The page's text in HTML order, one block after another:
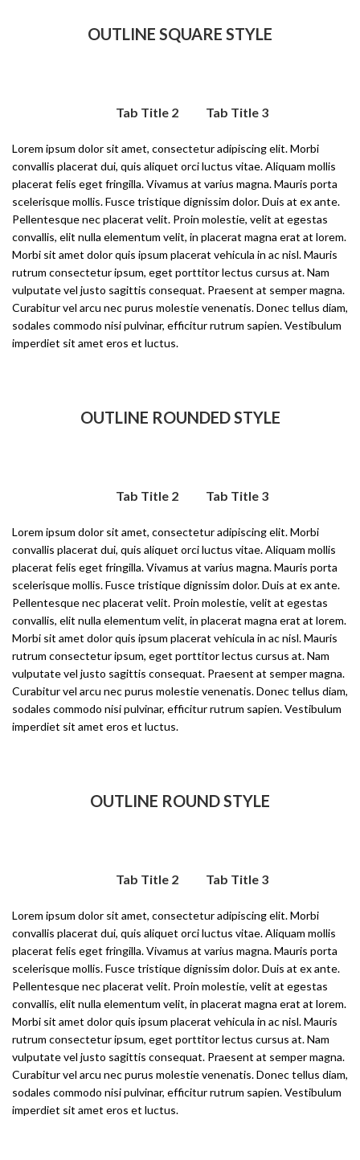
OUTLINE SQUARE STYLE
Tab Title 2 Tab Title 3
Lorem ipsum dolor sit amet, consectetur adipiscing elit. Morbi
convallis placerat dui, quis aliquet orci luctus vitae. Aliquam mollis
placerat felis eget fringilla. Vivamus at varius magna. Mauris porta
scelerisque mollis. Fusce tristique dignissim dolor. Duis at ex ante.
Pellentesque nec placerat velit. Proin molestie, velit at egestas
convallis, elit nulla elementum velit, in placerat magna erat at lorem.
Morbi sit amet dolor quis ipsum placerat vehicula in ac nisl. Mauris
rutrum consectetur ipsum, eget porttitor lectus cursus at. Nam
vulputate vel justo sagittis consequat. Praesent at semper magna.
Curabitur vel arcu nec purus molestie venenatis. Donec tellus diam,
sodales commodo nisi pulvinar, efficitur rutrum sapien. Vestibulum
imperdiet sit amet eros et luctus.
OUTLINE ROUNDED STYLE
Tab Title 2 Tab Title 3
Lorem ipsum dolor sit amet, consectetur adipiscing elit. Morbi
convallis placerat dui, quis aliquet orci luctus vitae. Aliquam mollis
placerat felis eget fringilla. Vivamus at varius magna. Mauris porta
scelerisque mollis. Fusce tristique dignissim dolor. Duis at ex ante.
Pellentesque nec placerat velit. Proin molestie, velit at egestas
convallis, elit nulla elementum velit, in placerat magna erat at lorem.
Morbi sit amet dolor quis ipsum placerat vehicula in ac nisl. Mauris
rutrum consectetur ipsum, eget porttitor lectus cursus at. Nam
vulputate vel justo sagittis consequat. Praesent at semper magna.
Curabitur vel arcu nec purus molestie venenatis. Donec tellus diam,
sodales commodo nisi pulvinar, efficitur rutrum sapien. Vestibulum
imperdiet sit amet eros et luctus.
OUTLINE ROUND STYLE
Tab Title 2 Tab Title 3
Lorem ipsum dolor sit amet, consectetur adipiscing elit. Morbi
convallis placerat dui, quis aliquet orci luctus vitae. Aliquam mollis
placerat felis eget fringilla. Vivamus at varius magna. Mauris porta
scelerisque mollis. Fusce tristique dignissim dolor. Duis at ex ante.
Pellentesque nec placerat velit. Proin molestie, velit at egestas
convallis, elit nulla elementum velit, in placerat magna erat at lorem.
Morbi sit amet dolor quis ipsum placerat vehicula in ac nisl. Mauris
rutrum consectetur ipsum, eget porttitor lectus cursus at. Nam
vulputate vel justo sagittis consequat. Praesent at semper magna.
Curabitur vel arcu nec purus molestie venenatis. Donec tellus diam,
sodales commodo nisi pulvinar, efficitur rutrum sapien. Vestibulum
imperdiet sit amet eros et luctus.